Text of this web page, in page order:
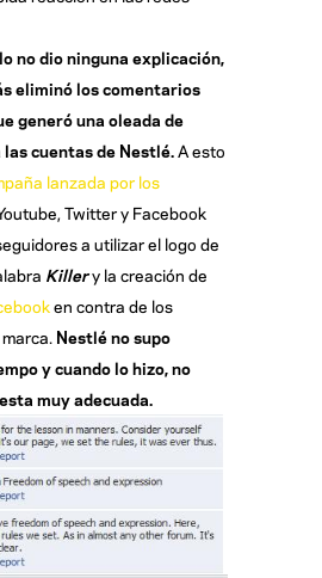
no dio ninguna explicación,
eliminó los comentarios
generó una oleada de
cuentas de Nestlé.A esto
lanzada por los
Twitter y Facebook
a utilizar el logo de
Killery la creación de
en contra de los
Nestlé no supo
y cuando lo hizo, no
muy adecuada.